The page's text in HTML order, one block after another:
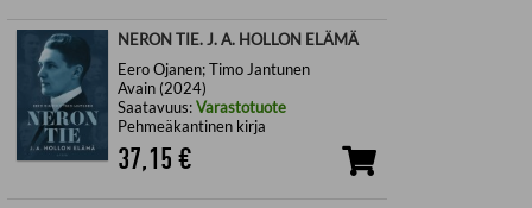
NERON TIE. J. A. HOLLON ELÄMÄ
Eero Ojanen; Timo Jantunen
Avain (2024)
Saatavuus:Varastotuote
Pehmeäkantinen kirja
37,15 €